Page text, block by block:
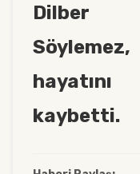
Dilber
Söylemez,
hayatını
kaybetti.